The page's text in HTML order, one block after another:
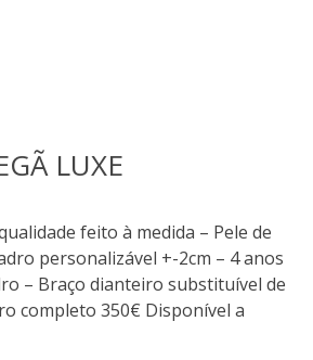
LUXE
feito à medida – Pele de
personalizável +-2cm – 4 anos
– Braço dianteiro substituível de
completo 350€ Disponível a